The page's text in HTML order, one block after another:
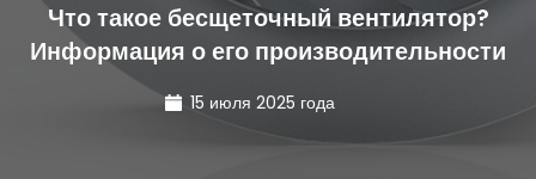
Что такое бесщеточный вентилятор?
Информация о его производительности
15 июля 2025 года